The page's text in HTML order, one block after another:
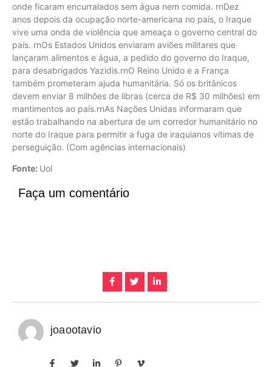
onde ficaram encurralados sem água nem comida. rnDez
anos depois da ocupação norte-americana no país, o Iraque
vive uma onda de violência que ameaça o governo central do
país. rnOs Estados Unidos enviaram aviões militares que
lançaram alimentos e água, a pedido do governo do Iraque,
para desabrigados Yazidis.rnO Reino Unido e a França
também prometeram ajuda humanitária. Só os britânicos
devem enviar 8 milhões de libras (cerca de R$ 30 milhões) em
mantimentos ao país.rnAs Nações Unidas informaram que
estão trabalhando na abertura de um corredor humanitário no
norte do Iraque para permitir a fuga de iraquianos vítimas de
perseguição. (Com agências internacionais)
Fonte: Uol
Faça um comentário
joaootavio